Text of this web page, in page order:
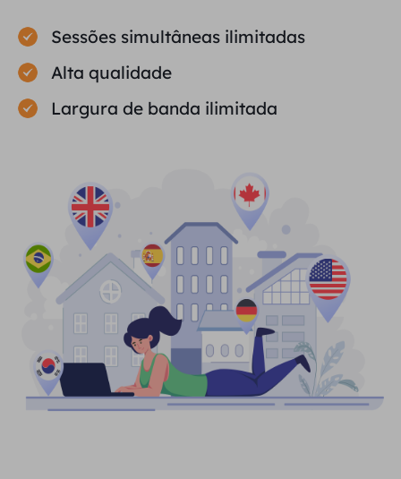
Sessões simultâneas ilimitadas
Alta qualidade
Largura de banda ilimitada